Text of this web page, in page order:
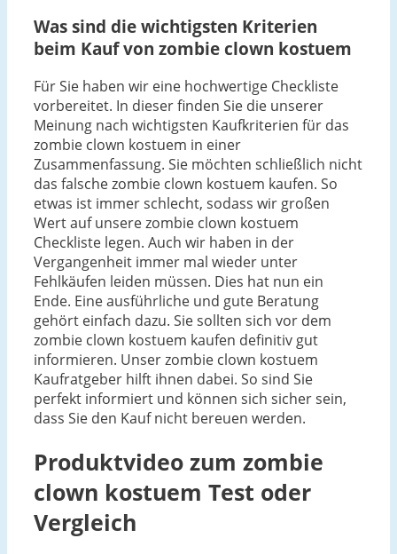
Was sind die wichtigsten Kriterien
beim Kauf von zombie clown kostuem
Für Sie haben wir eine hochwertige Checkliste
vorbereitet. In dieser finden Sie die unserer
Meinung nach wichtigsten Kaufkriterien für das
zombie clown kostuem in einer
Zusammenfassung. Sie möchten schließlich nicht
das falsche zombie clown kostuem kaufen. So
etwas ist immer schlecht, sodass wir großen
Wert auf unsere zombie clown kostuem
Checkliste legen. Auch wir haben in der
Vergangenheit immer mal wieder unter
Fehlkäufen leiden müssen. Dies hat nun ein
Ende. Eine ausführliche und gute Beratung
gehört einfach dazu. Sie sollten sich vor dem
zombie clown kostuem kaufen definitiv gut
informieren. Unser zombie clown kostuem
Kaufratgeber hilft ihnen dabei. So sind Sie
perfekt informiert und können sich sicher sein,
dass Sie den Kauf nicht bereuen werden.
Produktvideo zum zombie
clown kostuem Test oder
Vergleich